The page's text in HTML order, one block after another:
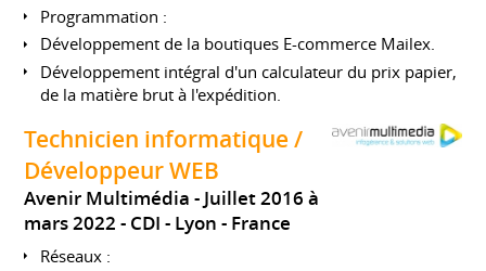
Programmation :
Développement de la boutiques E-commerce Mailex.
Développement intégral d'un calculateur du prix papier,
de la matière brut à l'expédition.
Technicien informatique /
Développeur WEB
Avenir Multimédia
Juillet 2016 à
mars 2022 CDI Lyon France
Réseaux :